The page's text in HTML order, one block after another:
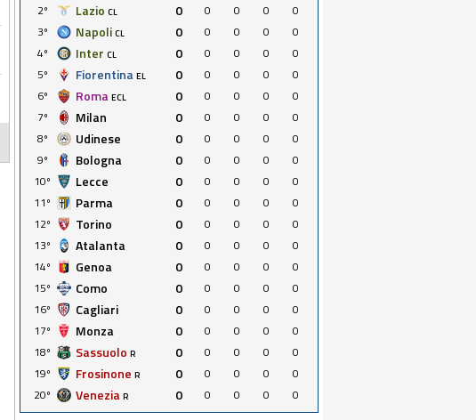
2º
Lazio CL 0 0 0 0
0
3º
Napoli CL 0 0 0 0
0
4º
Inter CL 0 0 0 0
0
5º
Fiorentina EL 0 0 0 0
0
6º
Roma ECL 0 0 0 0
0
7º
Milan 0 0 0 0
0
8º
Udinese 0 0 0 0
0
9º
Bologna 0 0 0 0
0
10º
Lecce 0 0 0 0
0
11º
Parma 0 0 0 0
0
12º
Torino 0 0 0 0
0
13º
Atalanta 0 0 0 0
0
14º
Genoa 0 0 0 0
0
15º
Como 0 0 0 0
0
16º
Cagliari 0 0 0 0
0
17º
Monza 0 0 0 0
0
18º
Sassuolo R 0 0 0 0
0
19º
Frosinone R 0 0 0 0
0
20º
Venezia R 0 0 0 0 0